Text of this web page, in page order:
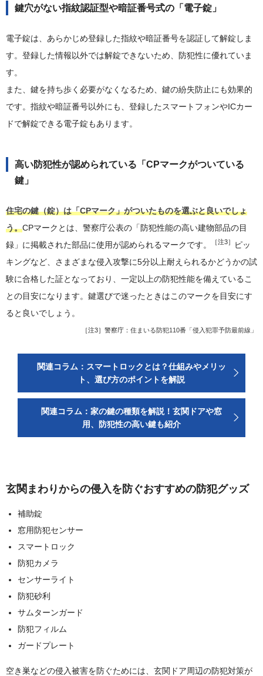
鍵穴がない指紋認証型や暗証番号式の「電子錠」
電子錠は、あらかじめ登録した指紋や暗証番号を認証して解錠しま
す。登録した情報以外では解錠できないため、防犯性に優れていま
す。
また、鍵を持ち歩く必要がなくなるため、鍵の紛失防止にも効果的
です。指紋や暗証番号以外にも、登録したスマートフォンやICカー
ドで解錠できる電子錠もあります。
高い防犯性が認められている「CPマークがついている
鍵」
住宅の鍵（錠）は「CPマーク」がついたものを選ぶと良いでしょ
う。CPマークとは、警察庁公表の「防犯性能の高い建物部品の目
録」に掲載された部品に使用が認められるマークです。
［注3］
ピッ
キングなど、さまざまな侵入攻撃に5分以上耐えられるかどうかの試
験に合格した証となっており、一定以上の防犯性能を備えているこ
との目安になります。鍵選びで迷ったときはこのマークを目安にす
ると良いでしょう。
［注3］警察庁： 住まいる防犯110番「侵入犯罪予防最前線」
関連コラム：スマートロックとは？仕組みやメリッ
ト、選び方のポイントを解説
関連コラム：家の鍵の種類を解説！玄関ドアや窓
用、防犯性の高い鍵も紹介
玄関まわりからの侵入を防ぐおすすめの防犯グッズ
補助錠
窓用防犯センサー
スマートロック
防犯カメラ
センサーライト
防犯砂利
サムターンガード
防犯フィルム
ガードプレート
空き巣などの侵入被害を防ぐためには、玄関ドア周辺の防犯対策が